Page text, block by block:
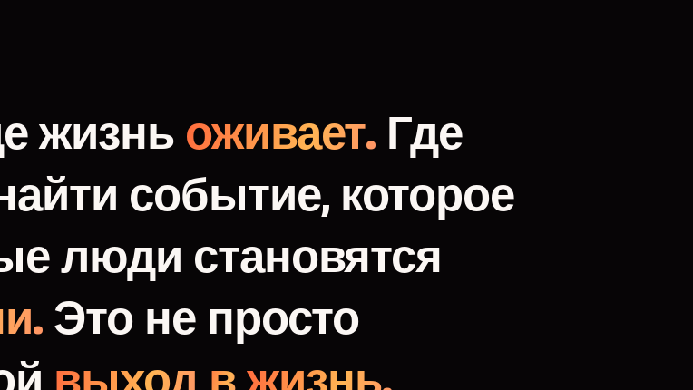
жизнь оживает. Где
событие, которое
люди становятся
Это не просто